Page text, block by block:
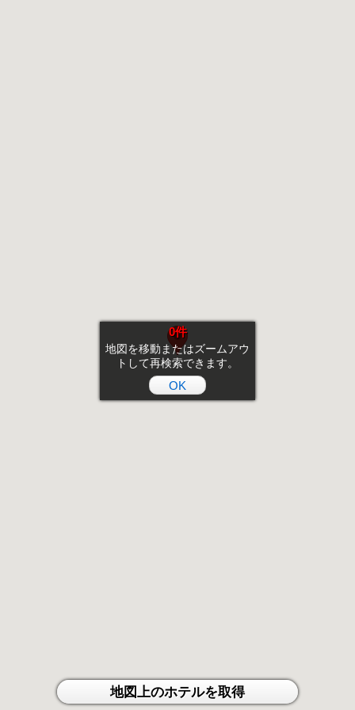
0件
地図を移動またはズームアウ
トして再検索できます。
OK
地図上のホテルを取得